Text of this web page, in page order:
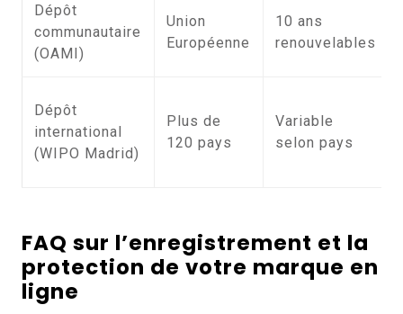
Dépôt
communautaire
(OAMI)
Union
Européenne
10 ans
renouvelables
Dépôt
international
(WIPO Madrid)
Plus de
120 pays
Variable
selon pays
FAQ sur l’enregistrement et la
protection de votre marque en
ligne